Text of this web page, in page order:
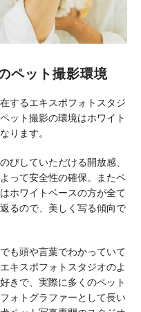
ペット撮影環境
するエキスポフォトスタジ
ット撮影の環境はホワイト
ります。
びしていただける開放感、
って安全性の確保。またペ
ホワイトベースの方が全て
るので、美しく写る傾向で
も頭や言葉でわかっていて
キスポフォトスタジオのよ
きで、実際に多くのペット
ォトグラファーとして長い